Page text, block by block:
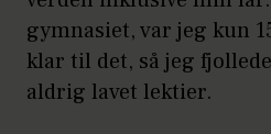
gymnasiet, var jeg kun
klar til det, så jeg
aldrig lavet lektier.